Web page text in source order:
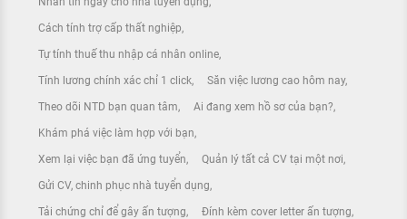
Cách tính trợ cấp thất nghiệp
Tự tính thuế thu nhập cá nhân online
Tính lương chính xác chỉ 1 click Săn việc lương cao hôm nay
Theo dõi NTD bạn quan tâm Ai đang xem hồ sơ của bạn?
Khám phá việc làm hợp với bạn
Xem lại việc bạn đã ứng tuyển Quản lý tất cả CV tại một nơi
Gửi CV, chinh phục nhà tuyển dụng
Tải chứng chỉ để gây ấn tượng Đính kèm cover letter ấn tượng